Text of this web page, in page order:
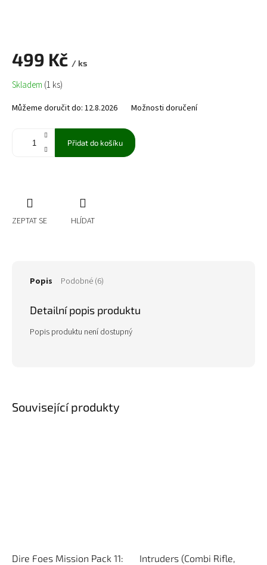
499 Kč / ks
Měrná
cena:
Skladem (1 ks)
Můžeme doručit do: 12.8.2026 Možnosti doručení
Přidat do košíku
ZEPTAT SE HLÍDAT
Související produkty
Dire Foes Mission Pack 11:
Intruders (Combi Rifle,
Popis Podobné (6)
Detailní popis produktu
Popis produktu není dostupný